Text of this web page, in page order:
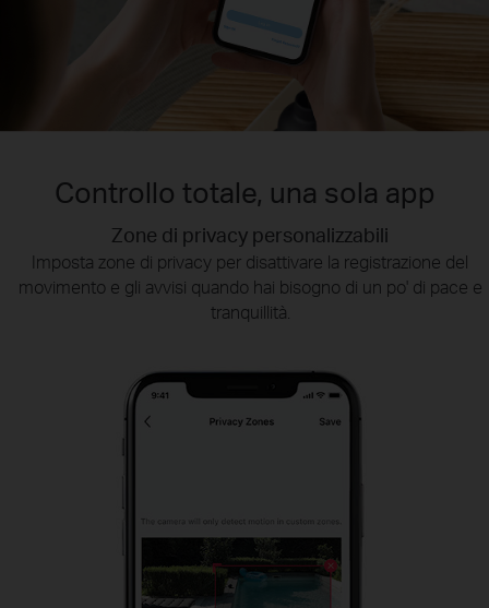
Controllo totale, una sola app
Zone di privacy personalizzabili
Imposta zone di privacy per disattivare la registrazione del
movimento e gli avvisi quando hai bisogno di un po' di pace e
tranquillità.
Smart Playback
Trova rapidamente i momenti di tuo interesse scegliendo il tipo
di evento o facendo scorrere la sequenza temporale.
Tapo Sharing
Condividi video dei momenti migliori oppure condividi
l'accesso ai tuoi dispositivi di sicurezza Tapo con gli altri
memebri della famiglia.